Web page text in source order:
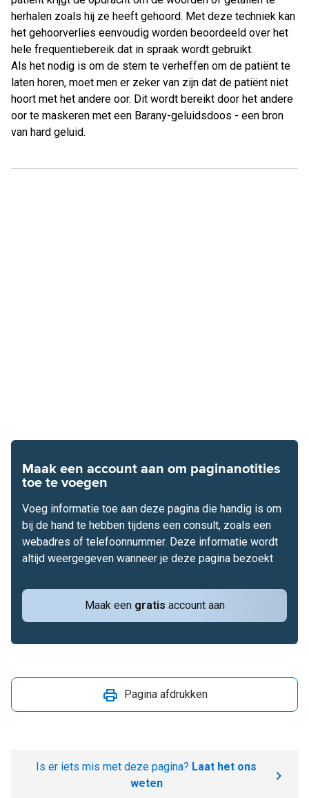
herhalen zoals hij ze heeft gehoord. Met deze techniek kan
het gehoorverlies eenvoudig worden beoordeeld over het
hele frequentiebereik dat in spraak wordt gebruikt.
Als het nodig is om de stem te verheffen om de patiënt te
laten horen, moet men er zeker van zijn dat de patiënt niet
hoort met het andere oor. Dit wordt bereikt door het andere
oor te maskeren met een Barany-geluidsdoos - een bron
van hard geluid.
Maak een account aan om paginanotities
toe te voegen
Maak een gratis account aan
Voeg informatie toe aan deze pagina die handig is om
bij de hand te hebben tijdens een consult, zoals een
webadres of telefoonnummer. Deze informatie wordt
altijd weergegeven wanneer je deze pagina bezoekt
Pagina afdrukken
Is er iets mis met deze pagina? Laat het ons
weten